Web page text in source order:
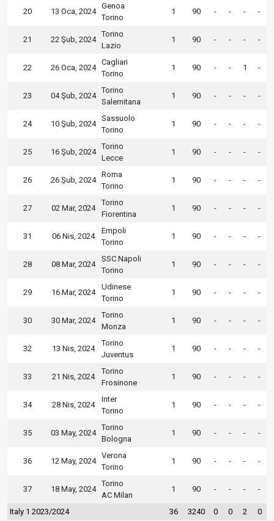
20 13 Oca, 2024
Genoa
Torino
1 90 - - - -
21 22 Şub, 2024
Torino
Lazio
1 90 - - - -
22 26 Oca, 2024
Cagliari
Torino
1 90 - - 1 -
23 04 Şub, 2024
Torino
Salernitana
1 90 - - - -
24 10 Şub, 2024
Sassuolo
Torino
1 90 - - - -
25 16 Şub, 2024
Torino
Lecce
1 90 - - - -
26 26 Şub, 2024
Roma
Torino
1 90 - - - -
27 02 Mar, 2024
Torino
Fiorentina
1 90 - - - -
31 06 Nis, 2024
Empoli
Torino
1 90 - - - -
28 08 Mar, 2024
SSC Napoli
Torino
1 90 - - - -
29 16 Mar, 2024
Udinese
Torino
1 90 - - - -
30 30 Mar, 2024
Torino
Monza
1 90 - - - -
32 13 Nis, 2024
Torino
Juventus
1 90 - - - -
33 21 Nis, 2024
Torino
Frosinone
1 90 - - - -
34 28 Nis, 2024
Inter
Torino
1 90 - - - -
35 03 May, 2024
Torino
Bologna
1 90 - - - -
36 12 May, 2024
Verona
Torino
1 90 - - - -
37 18 May, 2024
Torino
AC Milan
1 90 - - - -
Italy 1 2023/2024 36 3240 0 0 2 0